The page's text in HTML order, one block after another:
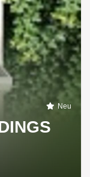
Neu